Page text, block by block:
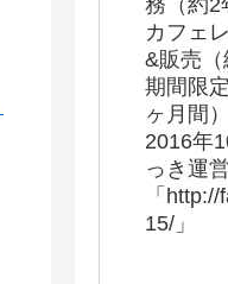
カフェ
&販売（
期間限
ヶ月間）
2016年
っき運営
「
15/」